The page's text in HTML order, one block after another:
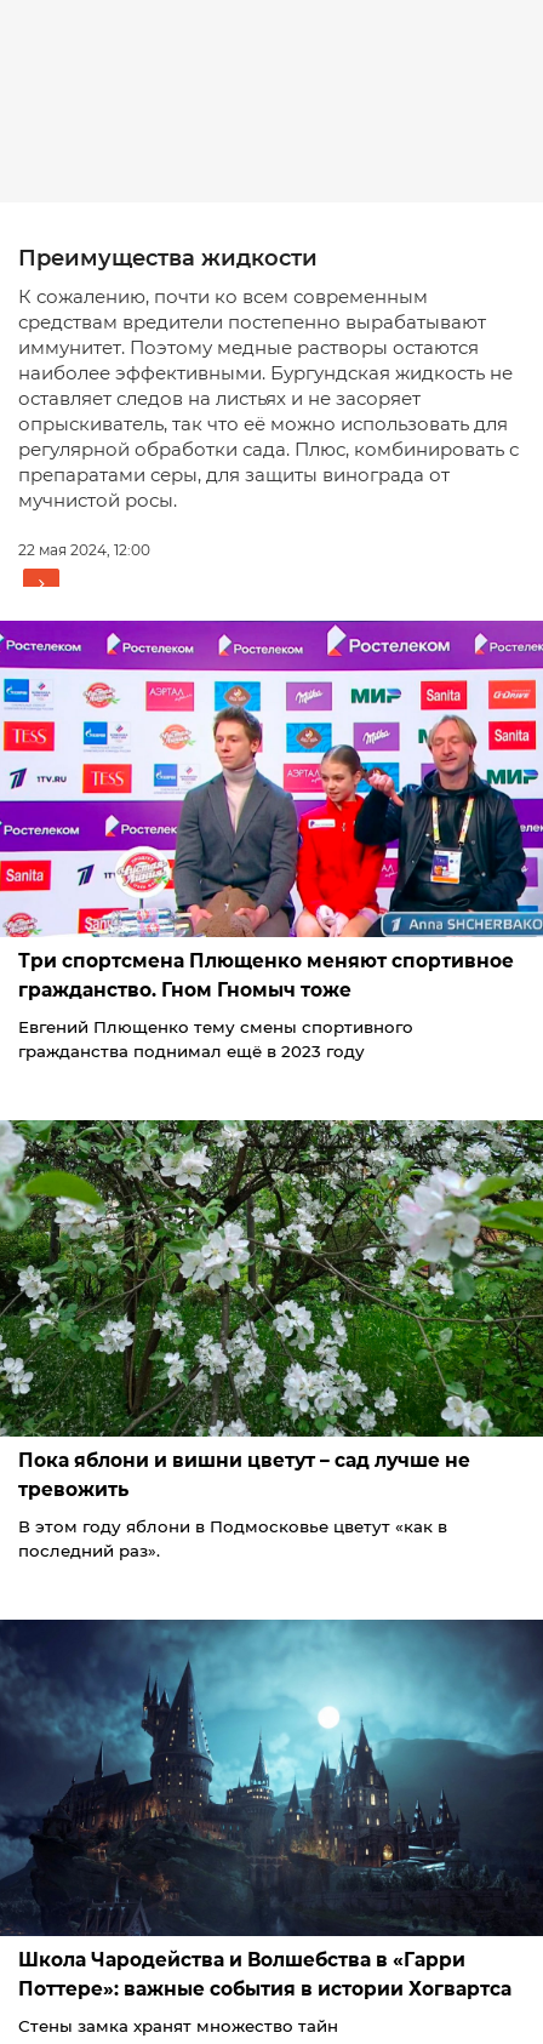
Преимущества жидкости
К сожалению, почти ко всем современным
средствам вредители постепенно вырабатывают
иммунитет. Поэтому медные растворы остаются
наиболее эффективными. Бургундская жидкость не
оставляет следов на листьях и не засоряет
опрыскиватель, так что её можно использовать для
регулярной обработки сада. Плюс, комбинировать с
препаратами серы, для защиты винограда от
мучнистой росы.
22 мая 2024, 12:00
Три спортсмена Плющенко меняют спортивное
гражданство. Гном Гномыч тоже
Евгений Плющенко тему смены спортивного
гражданства поднимал ещё в 2023 году
Пока яблони и вишни цветут – сад лучше не
тревожить
В этом году яблони в Подмосковье цветут «как в
последний раз».
Школа Чародейства и Волшебства в «Гарри
Поттере»: важные события в истории Хогвартса
Стены замка хранят множество тайн